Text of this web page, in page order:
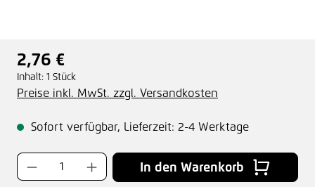
Regulärer Preis:
2,76 €
Inhalt: 1 Stück
Preise inkl. MwSt. zzgl. Versandkosten
Sofort verfügbar, Lieferzeit: 2-4 Werktage
Produkt Anzahl: Gib den gewünschten
In den Warenkorb